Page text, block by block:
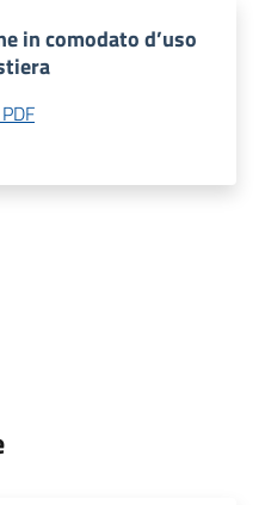
in comodato d’uso